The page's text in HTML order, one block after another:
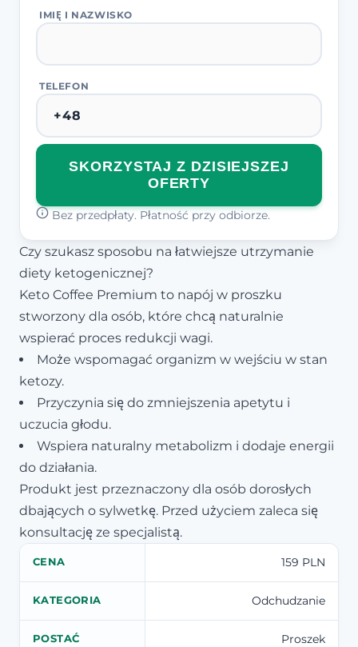
IMIĘ I NAZWISKO
TELEFON
SKORZYSTAJ Z DZISIEJSZEJ
OFERTY
Bez przedpłaty. Płatność przy odbiorze.
Czy szukasz sposobu na łatwiejsze utrzymanie
diety ketogenicznej?
Keto Coffee Premium to napój w proszku
stworzony dla osób, które chcą naturalnie
wspierać proces redukcji wagi.
Może wspomagać organizm w wejściu w stan
ketozy.
Przyczynia się do zmniejszenia apetytu i
uczucia głodu.
Wspiera naturalny metabolizm i dodaje energii
do działania.
Produkt jest przeznaczony dla osób dorosłych
dbających o sylwetkę. Przed użyciem zaleca się
konsultację ze specjalistą.
CENA 159 PLN
KATEGORIA Odchudzanie
POSTAĆ Proszek